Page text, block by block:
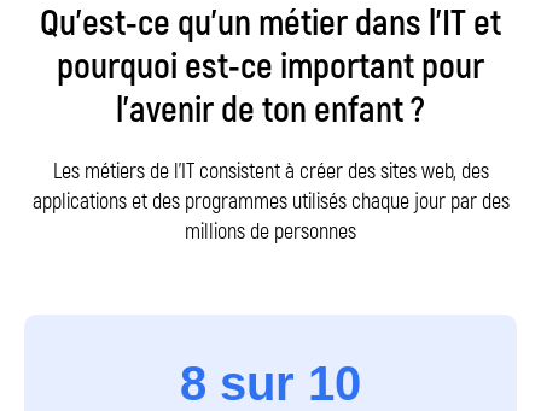
Qu’est-ce qu’un métier dans l’IT et
pourquoi est-ce important pour
l’avenir de ton enfant ?
Les métiers de l’IT consistent à créer des sites web, des
applications et des programmes utilisés chaque jour par des
millions de personnes
8 sur 10